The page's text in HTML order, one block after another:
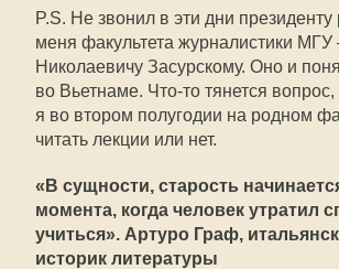
P.S. Не звонил в эти дни президенту
меня факультета журналистики
Николаевичу Засурскому. Оно и
во Вьетнаме. Что-то тянется вопрос,
я во втором полугодии на родном
читать лекции или нет.
«В сущности, старость
момента, когда человек утратил
учиться». Артуро Граф,
историк литературы